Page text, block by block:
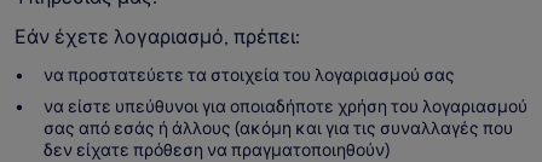
Εάν έχετε λογαριασμό, πρέπει:
να προστατεύετε τα στοιχεία του λογαριασμού σας
να είστε υπεύθυνοι για οποιαδήποτε χρήση του λογαριασμού
σας από εσάς ή άλλους (ακόμη και για τις συναλλαγές που
δεν είχατε πρόθεση να πραγματοποιηθούν)